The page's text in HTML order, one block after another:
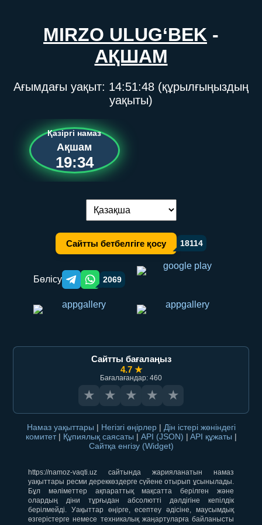
MIRZO ULUG‘BEK -
АҚШАМ
Ағымдағы уақыт: 14:51:48 (құрылғыңыздың
уақыты)
Қазіргі намаз
Ақшам
19:34
Тілді ауыстыру:
Сайтты бетбелгіге қосу 18114
Бөлісу Telegram orqali ulashish
WhatsApp orqali ulashish
2069
Сайтты бағалаңыз
4.7 ★
Бағалағандар: 460
★ ★ ★ ★ ★
Намаз уақыттары | Негізгі өңірлер | Дін істері жөніндегі
комитет | Құпиялық саясаты | API (JSON) | API құжаты |
Сайтқа енгізу (Widget)
https://namoz-vaqti.uz сайтында жарияланатын намаз
уақыттары ресми дереккөздерге сүйене отырып ұсынылады.
Бұл мәліметтер ақпараттық мақсатта берілген және
олардың діни тұрғыдан абсолютті дәлдігіне кепілдік
берілмейді. Уақыттар өңірге, есептеу әдісіне, маусымдық
өзгерістерге немесе техникалық жаңартуларға байланысты